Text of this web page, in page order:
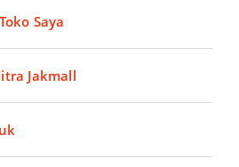
Saya
Jakmall